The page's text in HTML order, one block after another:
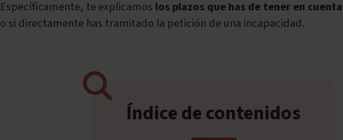
Específicamente, te explicamos los plazos que has de tener en cuenta
o si directamente has tramitado la petición de una incapacidad.
Índice de contenidos